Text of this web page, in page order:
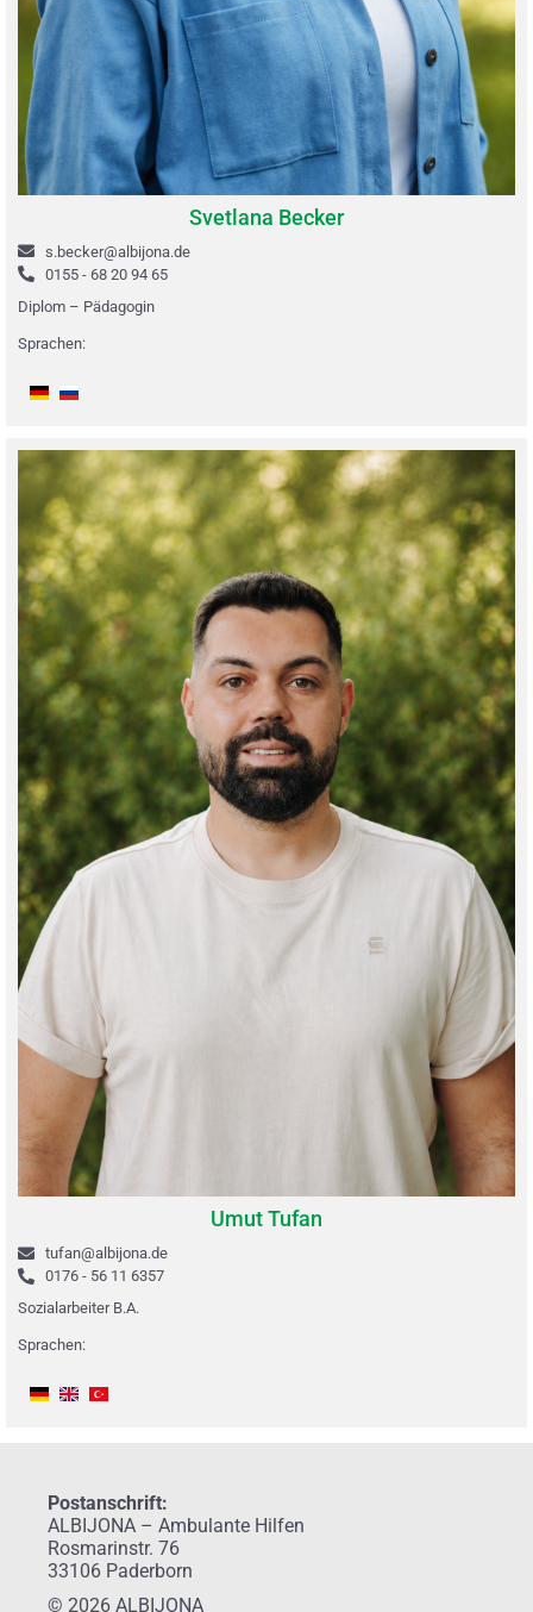
Svetlana Becker
s.becker@albijona.de
0155 - 68 20 94 65
Diplom – Pädagogin
Sprachen:
Umut Tufan
tufan@albijona.de
0176 - 56 11 6357
Sozialarbeiter B.A.
Sprachen:
Postanschrift:
ALBIJONA – Ambulante Hilfen
Rosmarinstr. 76
33106 Paderborn
© 2026 ALBIJONA